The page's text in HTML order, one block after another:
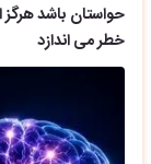
خطر می اندازد